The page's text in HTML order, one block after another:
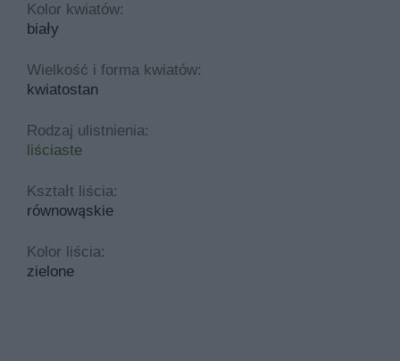
Kolor kwiatów:
biały
Wielkość i forma kwiatów:
kwiatostan
Rodzaj ulistnienia:
liściaste
Kształt liścia:
równowąskie
Kolor liścia:
zielone